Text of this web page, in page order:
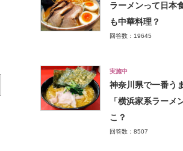
ラーメンって日本
も中華料理？
回答数：19645
実施中
神奈川県で一番う
「横浜家系ラーメ
こ？
回答数：8507